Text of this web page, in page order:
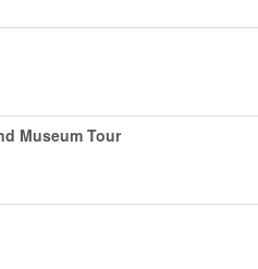
Museum Tour